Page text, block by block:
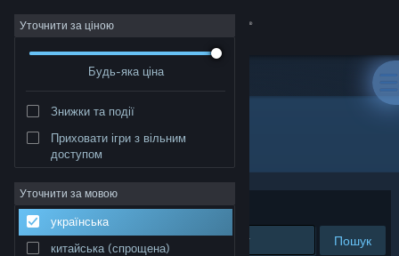
Увійти
Крамниця
Інформація
Підтримка
Уточнити за ціною
Будь-яка ціна
Знижки та події
Приховати ігри з вільним
доступом
Уточнити за мовою
українська
китайська (спрощена)
Розробник: Monstars Inc.
Упорядкувати за доречністю
Пошук